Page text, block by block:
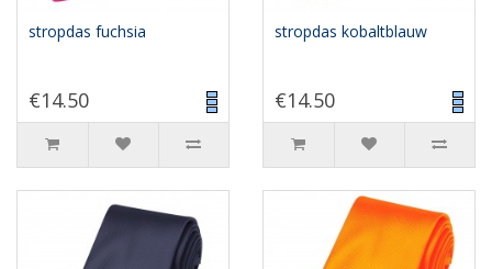
stropdas fuchsia
€14.50
stropdas kobaltblauw
€14.50